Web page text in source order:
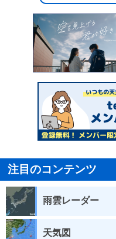
注目のコンテンツ
雨雲レーダー
天気図